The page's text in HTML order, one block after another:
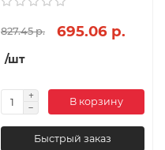
827.45 р. 695.06 р.
/шт
В корзину
Быстрый заказ